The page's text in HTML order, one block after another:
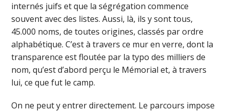
internés juifs et que la ségrégation commence
souvent avec des listes. Aussi, là, ils y sont tous,
45.000 noms, de toutes origines, classés par ordre
alphabétique. C’est à travers ce mur en verre, dont la
transparence est floutée par la typo des milliers de
nom, qu’est d’abord perçu le Mémorial et, à travers
lui, ce que fut le camp.
On ne peut y entrer directement. Le parcours impose